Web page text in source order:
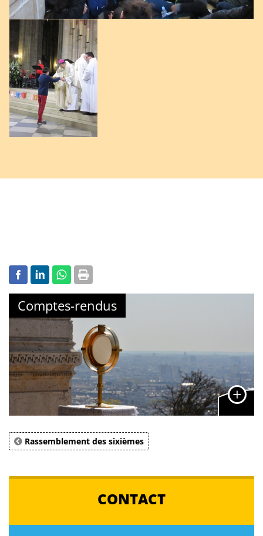
Comptes-rendus
Rassemblement des sixièmes
CONTACT